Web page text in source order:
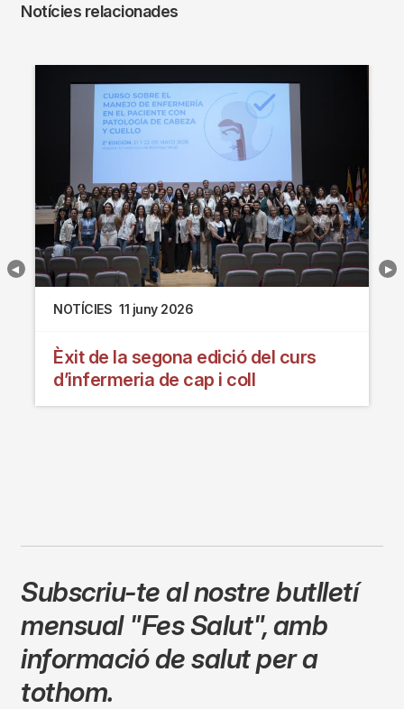
Notícies relacionades
NOTÍCIES 11 juny 2026
Èxit de la segona edició del curs
d’infermeria de cap i coll
Subscriu-te al nostre butlletí
mensual "Fes Salut",amb
informació de salut per a
tothom.